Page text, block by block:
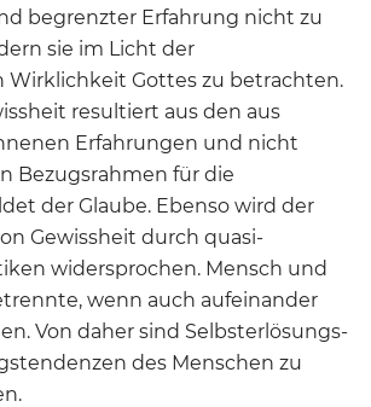
begrenzter Erfahrung nicht zu
sie im Licht der
Wirklichkeit Gottes zu betrachten.
resultiert aus den aus
Erfahrungen und nicht
Bezugsrahmen für die
der Glaube. Ebenso wird der
Gewissheit durch quasi-
widersprochen. Mensch und
wenn auch aufeinander
Von daher sind Selbsterlösungs-
des Menschen zu